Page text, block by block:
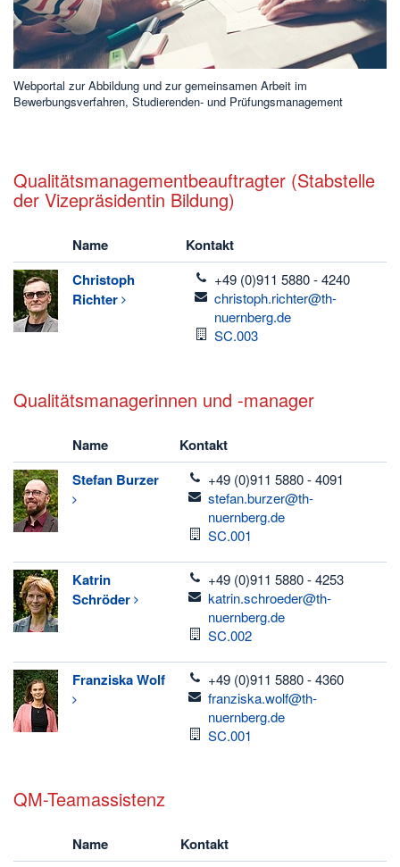
Webportal zur Abbildung und zur gemeinsamen Arbeit im
Bewerbungsverfahren, Studierenden- und Prüfungsmanagement
Qualitätsmanagementbeauftragter (Stabstelle
der Vizepräsidentin Bildung)
Name
Kontakt
Christoph
Richter
telefon
+49 (0)911 5880 - 4240
email
christoph.richter@th-
nuernberg.de
Raum
SC.003
Qualitätsmanagerinnen und -manager
Name
Kontakt
Stefan Burzer telefon
+49 (0)911 5880 - 4091
email
stefan.burzer@th-
nuernberg.de
Raum
SC.001
Katrin
Schröder
telefon
+49 (0)911 5880 - 4253
email
katrin.schroeder@th-
nuernberg.de
Raum
SC.002
FranziskaWolf telefon
+49 (0)911 5880 - 4360
email
franziska.wolf@th-
nuernberg.de
Raum
SC.001
QM-Teamassistenz
Name
Kontakt